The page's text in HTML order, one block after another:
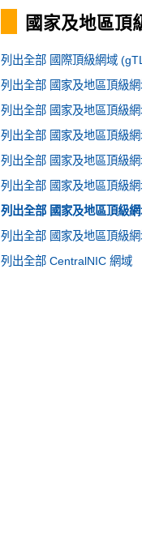
國家及地區頂
列出全部 國際頂級網域
列出全部 國家及地區頂級
列出全部 國家及地區頂級
列出全部 國家及地區頂級
列出全部 國家及地區頂級
列出全部 國家及地區頂級
列出全部 國家及地區頂級
列出全部 國家及地區頂級
列出全部 CentralNIC 網域